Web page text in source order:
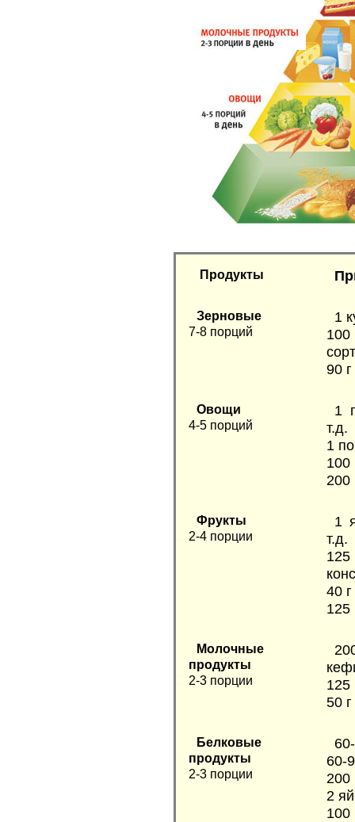
Продукты
Зерновые
7-8 порций
1
90
Овощи
4-5 порций
1
т.д.
1
100
200
Фрукты
2-4 порции
1
т.д.
40
125
Молочные
продукты
2-3 порции
125
50
Белковые
продукты
2-3 порции
60-
200
2
100